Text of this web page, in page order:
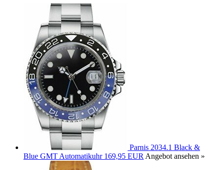
Parnis 2034.1 Black &
Blue GMT Automatikuhr 169,95 EUR Angebot ansehen »